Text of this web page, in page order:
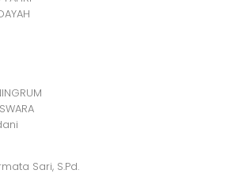
Sari, S.Pd.